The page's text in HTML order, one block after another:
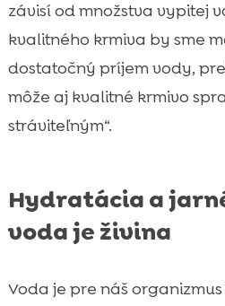
závisí od množstva vypitej
kvalitného krmiva by sme
dostatočný príjem vody,
môže aj kvalitné krmivo
stráviteľným“.
Hydratácia a
voda je živina
Voda je pre náš